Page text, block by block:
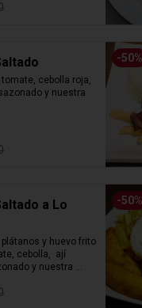
-50%
cebolla roja,
y nuestra
-50%
a Lo
y huevo frito
cebolla,  ají
y nuestra